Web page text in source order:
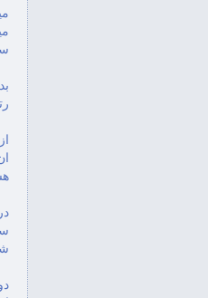
ره‌حیم ره‌شیدی: مه‌ترسی له
شەکانەوەی ئاڵای